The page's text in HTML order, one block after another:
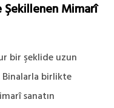
Şekillenen Mimarî
bir şeklide uzun
birlikte
sanatın